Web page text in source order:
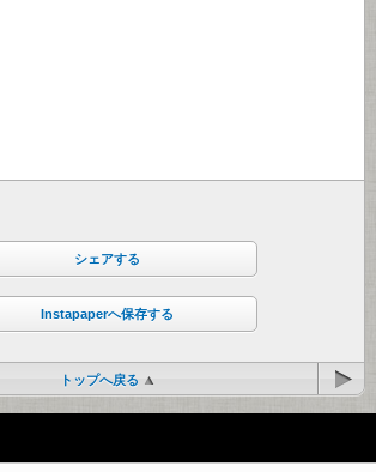
シェアする
Instapaperへ保存する
トップへ戻る